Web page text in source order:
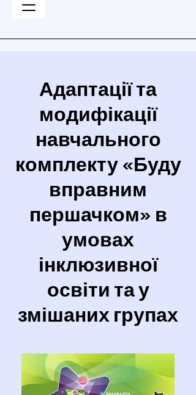
Адаптації та
модифікації
навчального
комплекту «Буду
вправним
першачком» в
умовах
інклюзивної
освіти та у
змішаних групах